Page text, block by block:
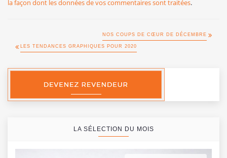
la façon dont les données de vos commentaires sont traitées.
NOS COUPS DE CŒUR DE DÉCEMBRE
LES TENDANCES GRAPHIQUES POUR 2020
LA SÉLECTION DU MOIS